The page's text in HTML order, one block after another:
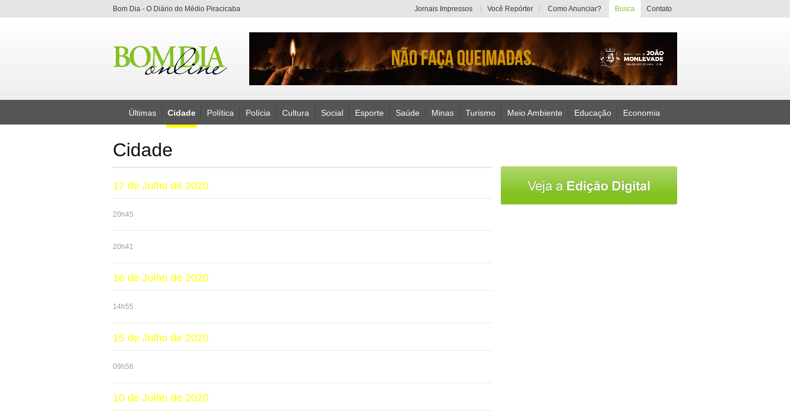
Bom Dia - O Diário do Médio Piracicaba Jornais Impressos Você Repórter Como Anunciar? Busca Contato
Últimas Cidade Política Polícia Cultura Social Esporte Saúde Minas Turismo Meio Ambiente Educação Economia
Cidade
17 de Julho de 2020
20h45
20h41
16 de Julho de 2020
14h55
15 de Julho de 2020
09h56
10 de Julho de 2020